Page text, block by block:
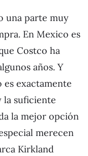
una parte muy
En Mexico es
Costco ha
años. Y
exactamente
la suficiente
la mejor opción
merecen
Kirkland